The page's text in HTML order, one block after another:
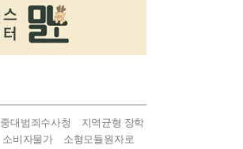
중대범죄수사청
지역균형 장학
소비자물가
소형모듈원자로